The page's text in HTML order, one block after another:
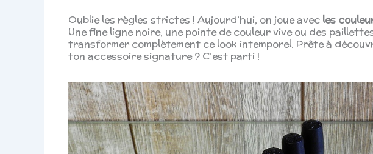
Oublie les règles strictes ! Aujourd’hui, on joue avec les
Une fine ligne noire, une pointe de couleur vive ou des
transformer complètement ce look intemporel. Prête à
ton accessoire signature ? C’est parti !